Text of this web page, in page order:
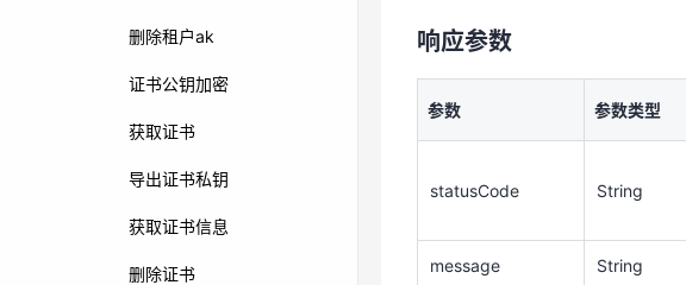
删除租户ak
证书公钥加密
获取证书
导出证书私钥
获取证书信息
删除证书
statusCode
message String
响应参数
参数 参数类型
statusCode String
message String